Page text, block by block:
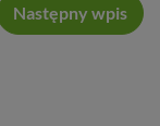
Następny wpis